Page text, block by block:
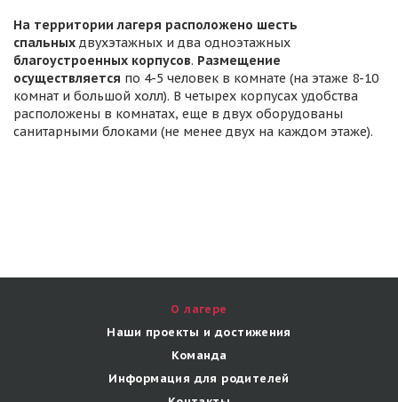
На территории лагеря расположено шесть
спальных двухэтажных и два одноэтажных
благоустроенных корпусов. Размещение
осуществляется по 4-5 человек в комнате (на этаже 8-10
комнат и большой холл). В четырех корпусах удобства
расположены в комнатах, еще в двух оборудованы
санитарными блоками (не менее двух на каждом этаже).
О лагере
Наши проекты и достижения
Команда
Информация для родителей